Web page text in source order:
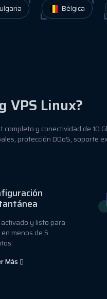
Bélgica
VPS Linux?
y conectividad de 10
protección DDoS, soporte
y listo para
menos de 5
Más